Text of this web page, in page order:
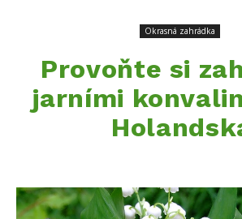
Okrasná zahrádka
Provoňte si
jarními